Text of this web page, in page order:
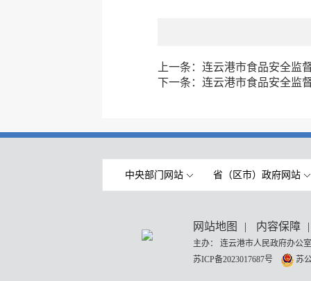
上一条： 连云港市食品安全监
下一条： 连云港市食品安全监
中央部门网站 省（区市）政府网站
网站地图 | 内容保障 |
主办： 连云港市人民政府办
苏ICP备2023017687号
苏